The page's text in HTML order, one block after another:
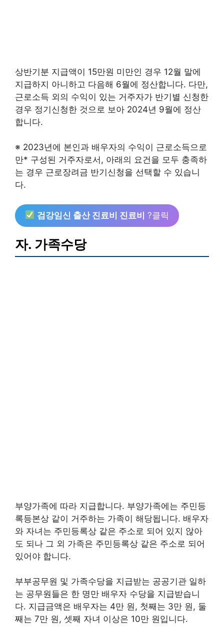
상반기분 지급액이 15만원 미만인 경우 12월 말에
지급하지 아니하고 다음해 6월에 정산합니다. 다만,
근로소득 외의 수익이 있는 거주자가 반기별 신청한
경우 정기신청한 것으로 보아 2024년 9월에 정산
합니다.
※ 2023년에 본인과 배우자의 수익이 근로소득으로
만* 구성된 거주자로서, 아래의 요건을 모두 충족하
는 경우 근로장려금 반기신청을 선택할 수 있습니
다.
검강임신 출산 진료비 진료비 ?클릭
자. 가족수당
부양가족에 따라 지급합니다. 부양가족에는 주민등
록등본상 같이 거주하는 가족이 해당됩니다. 배우자
와 자녀는 주민등록상 같은 주소로 되어 있지 않아
도 되나 그 외 가족은 주민등록상 같은 주소로 되어
있어야 합니다.
부부공무원 및 가족수당을 지급받는 공공기관 일하
는 공무원들은 한 명만 배우자 수당을 지급받습니
다. 지급금액은 배우자는 4만 원, 첫째는 3만 원, 둘
째는 7만 원, 셋째 자녀 이상은 10만 원입니다.